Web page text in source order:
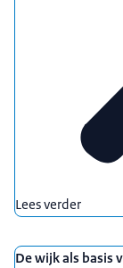
Lees verder
De wijk als basis